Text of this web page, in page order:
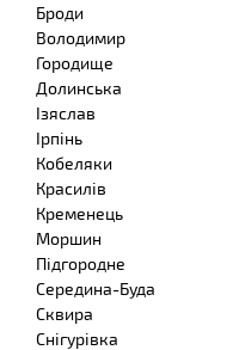
Броди
Володимир
Городище
Долинська
Ізяслав
Ірпінь
Кобеляки
Красилів
Кременець
Моршин
Підгородне
Середина-Буда
Сквира
Снігурівка